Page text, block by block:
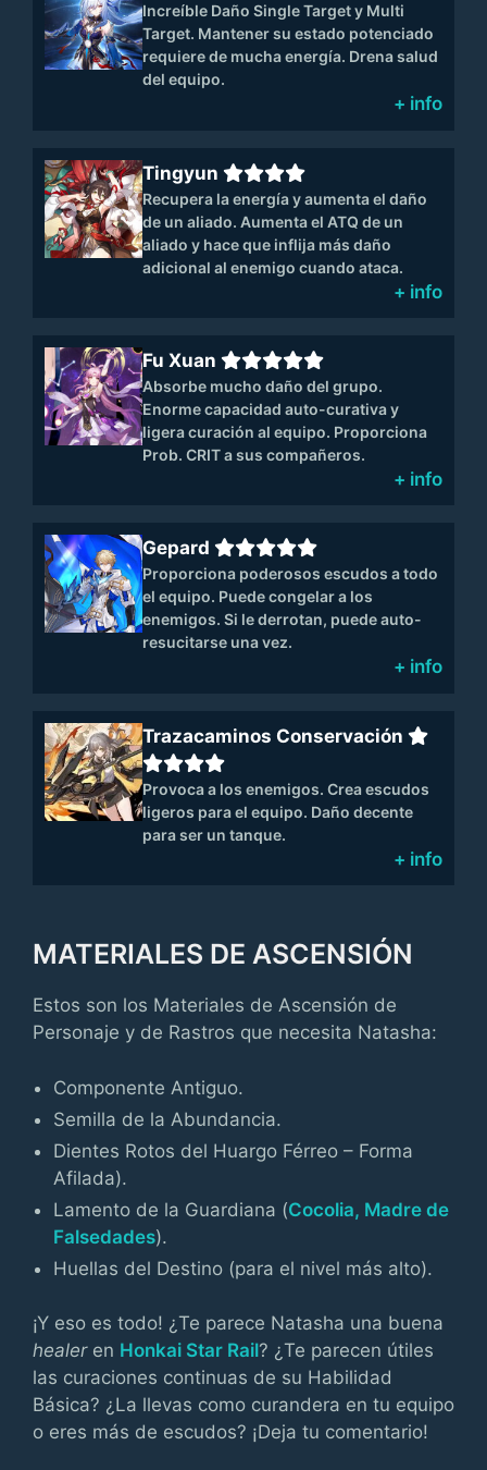
Increíble Daño Single Target y Multi
Target. Mantener su estado potenciado
requiere de mucha energía. Drena salud
del equipo.
+ info
Tingyun
Recupera la energía y aumenta el daño
de un aliado. Aumenta el ATQ de un
aliado y hace que inflija más daño
adicional al enemigo cuando ataca.
+ info
Fu Xuan
Absorbe mucho daño del grupo.
Enorme capacidad auto-curativa y
ligera curación al equipo. Proporciona
Prob. CRIT a sus compañeros.
+ info
Gepard
Proporciona poderosos escudos a todo
el equipo. Puede congelar a los
enemigos. Si le derrotan, puede auto-
resucitarse una vez.
+ info
Trazacaminos Conservación
Provoca a los enemigos. Crea escudos
ligeros para el equipo. Daño decente
para ser un tanque.
+ info
MATERIALES DE ASCENSIÓN
Estos son los Materiales de Ascensión de
Personaje y de Rastros que necesita Natasha:
Componente Antiguo.
Semilla de la Abundancia.
Dientes Rotos del Huargo Férreo – Forma
Afilada).
Lamento de la Guardiana (Cocolia, Madre de
Falsedades).
Huellas del Destino (para el nivel más alto).
¡Y eso es todo! ¿Te parece Natasha una buena
healeren Honkai Star Rail? ¿Te parecen útiles
las curaciones continuas de su Habilidad
Básica? ¿La llevas como curandera en tu equipo
o eres más de escudos? ¡Deja tu comentario!